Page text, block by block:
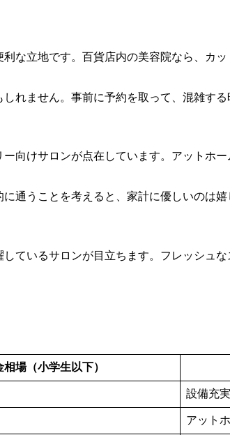
な立地です。百貨店内の美容院なら、カ
れません。事前に予約を取って、混雑する
向けサロンが点在しています。アットホー
通うことを考えると、家計に優しいのは嬉
ているサロンが目立ちます。フレッシュ
相場（小学生以下）
設備充
アット